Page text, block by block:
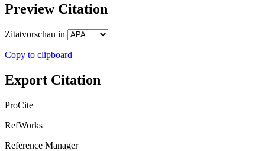
Preview Citation
Zitatvorschau in
Copy to clipboard
Export Citation
ProCite
RefWorks
Reference Manager